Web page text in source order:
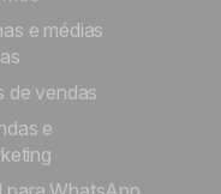
e médias
de vendas
e